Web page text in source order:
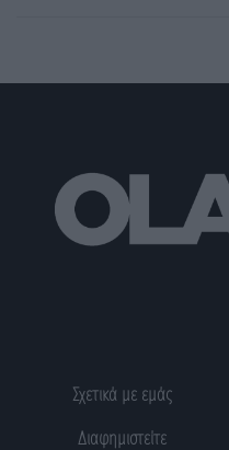
Σχετικά με εμάς
Διαφημιστείτε